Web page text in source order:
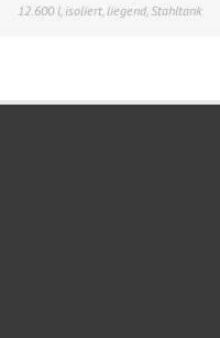
12.600 l, isoliert, liegend,Stahltank